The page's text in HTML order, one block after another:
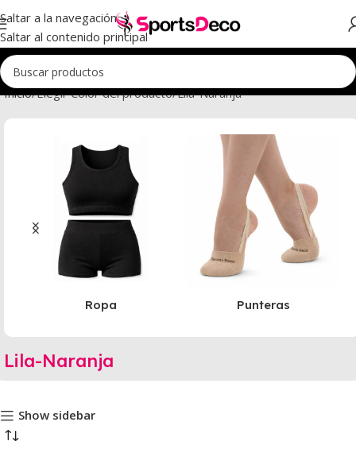
Saltar a la navegación
Saltar al contenido principal
Inicio Elegir Color del producto Lila-Naranja
Ropa Punteras
Lila-Naranja
Show sidebar